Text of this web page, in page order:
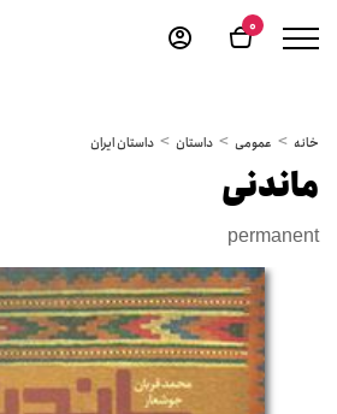
0
خانه عمومی داستان داستان ایران
ماندنی
permanent